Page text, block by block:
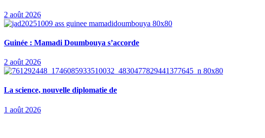
2 août 2026
Guinée : Mamadi Doumbouya s’accorde
2 août 2026
La science, nouvelle diplomatie de
1 août 2026